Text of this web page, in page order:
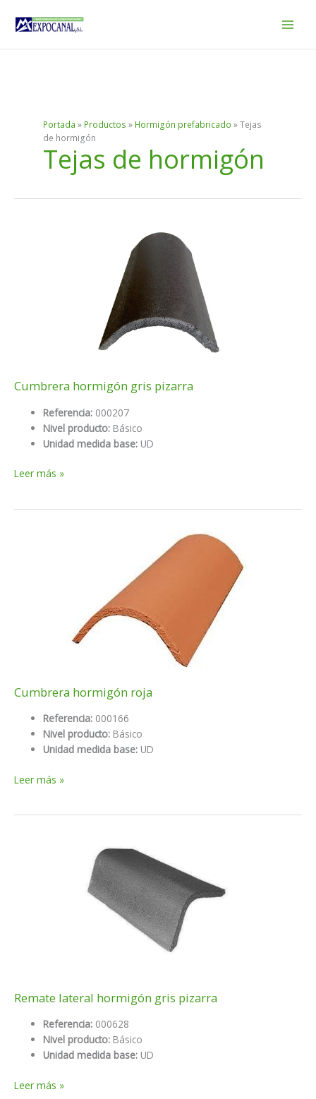
Portada » Productos » Hormigón prefabricado »Tejas
de hormigón
Tejas de hormigón
Cumbrera hormigón gris pizarra
Referencia: 000207
Nivel producto: Básico
Unidad medida base: UD
Cumbrera
Leer más »
Cumbrera hormigón roja
Referencia: 000166
Nivel producto: Básico
Unidad medida base: UD
Cumbrera
Leer más »
Remate lateral hormigón gris pizarra
Referencia: 000628
Nivel producto: Básico
Unidad medida base: UD
Remate
Leer más »